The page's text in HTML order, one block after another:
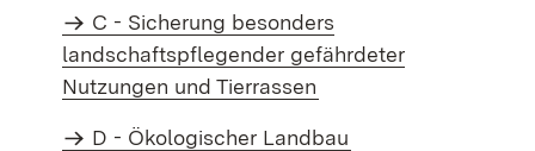
C - Sicherung besonders
landschaftspflegender gefährdeter
Nutzungen und Tierrassen
D - Ökologischer Landbau